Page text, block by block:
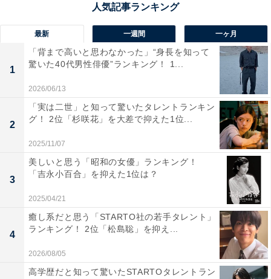
題】
Amazonで見る
最新 一週間 一ヶ月
1
「背まで高いと思わなかった」“身長を知って
驚いた40代男性俳優”ランキング！ 1...
2026/06/13
2
「実は二世」と知って驚いたタレントランキン
グ！ 2位「杉咲花」を大差で抑えた1位...
2025/11/07
3
美しいと思う「昭和の女優」ランキング！
「吉永小百合」を抑えた1位は？
2025/04/21
4
癒し系だと思う「STARTO社の若手タレント」
ランキング！ 2位「松島聡」を抑え...
2026/08/05
高学歴だと知って驚いたSTARTOタレントラン